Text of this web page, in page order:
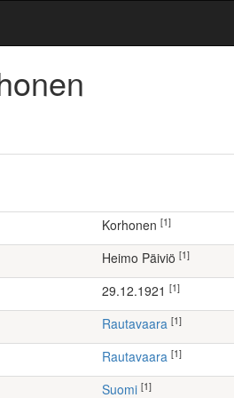
Korhonen [1]
Heimo Päiviö [1]
29.12.1921 [1]
Rautavaara [1]
Rautavaara [1]
Suomi [1]